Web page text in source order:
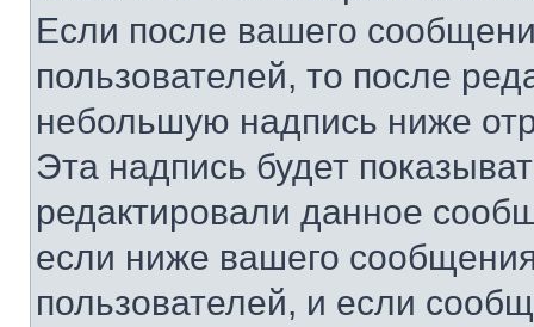
Если после вашего
пользователей, то после
небольшую надпись ниже
Эта надпись будет
редактировали данное
если ниже вашего
пользователей, и если